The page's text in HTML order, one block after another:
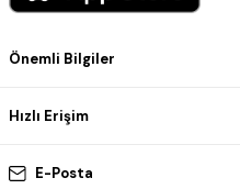
E-Posta
Önemli Bilgiler
Hızlı Erişim